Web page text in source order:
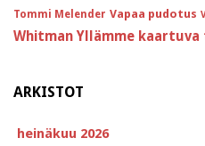
Tommi Melender Vapaa pudotus
Whitman Yllämme kaartuva
ARKISTOT
heinäkuu 2026